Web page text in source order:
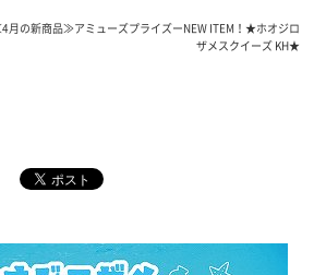
月の新商品≫アミューズプライズーNEW ITEM！★ホオジロ
ザメスクイーズ KH★